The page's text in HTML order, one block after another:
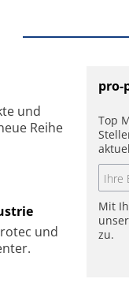
und
Reihe
und
pro-
Top
Mit
zu.